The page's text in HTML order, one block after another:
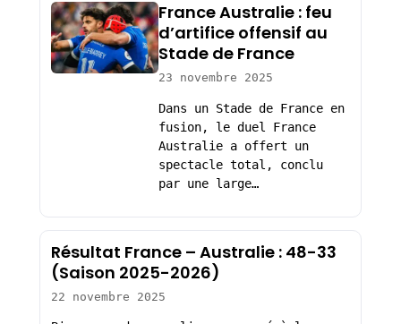
France Australie : feu
d’artifice offensif au
Stade de France
23 novembre 2025
Dans un Stade de France en
fusion, le duel France
Australie a offert un
spectacle total, conclu
par une large…
Résultat France – Australie : 48-33
(Saison 2025-2026)
22 novembre 2025